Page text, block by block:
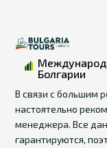
Болгарии
В связи с большим
настоятельно
менеджера. Все
гарантируются,